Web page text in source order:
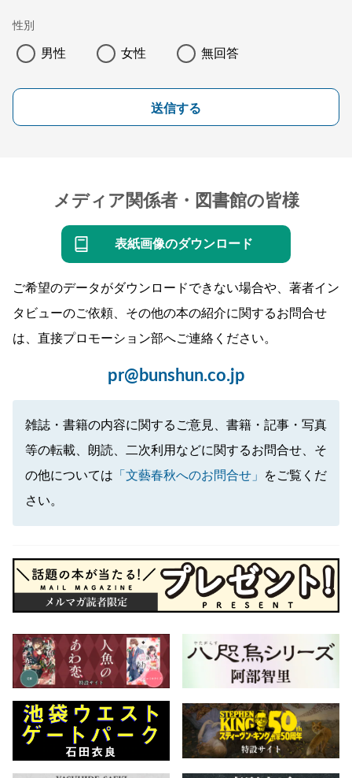
性別
男性 女性 無回答
送信する
メディア関係者・図書館の皆様
表紙画像のダウンロード
ご希望のデータがダウンロードできない場合や、著者イン
タビューのご依頼、その他の本の紹介に関するお問合せ
は、直接プロモーション部へご連絡ください。
pr@bunshun.co.jp
雑誌・書籍の内容に関するご意見、書籍・記事・写真
等の転載、朗読、二次利用などに関するお問合せ、そ
の他については 「文藝春秋へのお問合せ」
をご覧くだ
さい。